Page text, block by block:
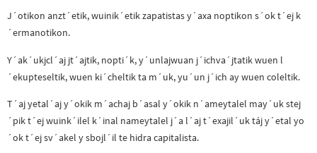
J´otikon anzt´etik, wuinik´etik zapatistas y´axa noptikon s´ok t´ej k
´ermanotikon.
Y´ak´ukjcl´aj jt´ajtik, nopti´k, y´unlajwuan j´ichva´jtatik wuen l
´ekupteseltik, wuen ki´cheltik ta m´uk, yu´un j´ich ay wuen coleltik.
T´aj yetal´aj y´okik m´achaj b´asal y´okik n´ameytalel may´uk stej
´pik t´ej wuink´ilel k´inal nameytalel j´a l´aj t´exajil´uk táj y´etal yo
´ok t´ej sv´akel y sbojl´il te hidra capitalista.